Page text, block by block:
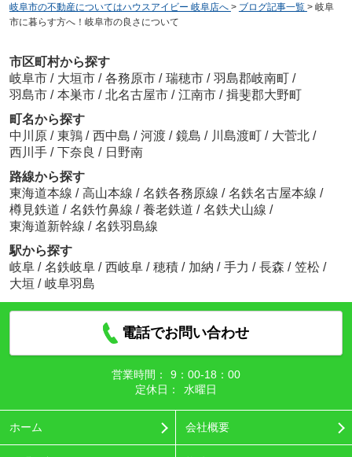
岐阜市の不動産についてはハウスアイビー 岐阜店へ > ブログ記事一覧 > 岐阜
市に暮らす方へ！岐阜市の良さについて
市区町村から探す
岐阜市 / 大垣市 / 各務原市 / 瑞穂市 / 羽島郡岐南町 /
羽島市 / 本巣市 / 北名古屋市 / 江南市 / 揖斐郡大野町
町名から探す
中川原 / 東鶉 / 西中島 / 河渡 / 鏡島 / 川島渡町 / 大菅北 /
西川手 / 下奈良 / 日野南
路線から探す
東海道本線 / 高山本線 / 名鉄各務原線 / 名鉄名古屋本線 /
樽見鉄道 / 名鉄竹鼻線 / 養老鉄道 / 名鉄犬山線 /
東海道新幹線 / 名鉄羽島線
駅から探す
岐阜 / 名鉄岐阜 / 西岐阜 / 穂積 / 加納 / 手力 / 長森 / 笠松 /
大垣 / 岐阜羽島
電話でお問い合わせ
営業時間：
9：00‐18：00
定休日：
水曜日
ホーム 会社概要